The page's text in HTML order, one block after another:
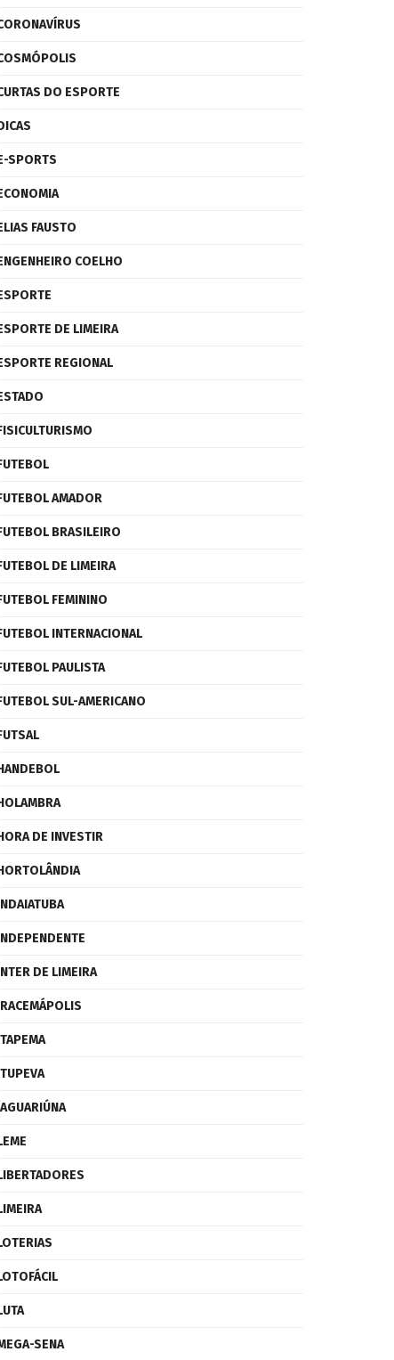
DO ESPORTE
SPORTS
FAUSTO
COELHO
DE LIMEIRA
REGIONAL
AMADOR
BRASILEIRO
DE LIMEIRA
FEMININO
INTERNACIONAL
PAULISTA
SUL-AMERICANO
DE INVESTIR
DE LIMEIRA
SENA